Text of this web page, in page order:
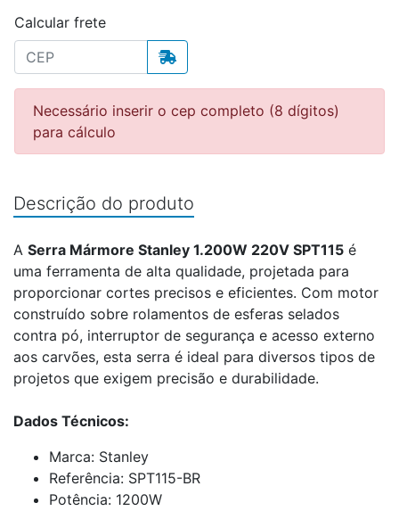
Calcular frete
Necessário inserir o cep completo (8 dígitos)
para cálculo
Descrição do produto
A Serra Mármore Stanley 1.200W 220V SPT115 é
uma ferramenta de alta qualidade, projetada para
proporcionar cortes precisos e eficientes. Com motor
construído sobre rolamentos de esferas selados
contra pó, interruptor de segurança e acesso externo
aos carvões, esta serra é ideal para diversos tipos de
projetos que exigem precisão e durabilidade.
Dados Técnicos:
Marca: Stanley
Referência: SPT115-BR
Potência: 1200W